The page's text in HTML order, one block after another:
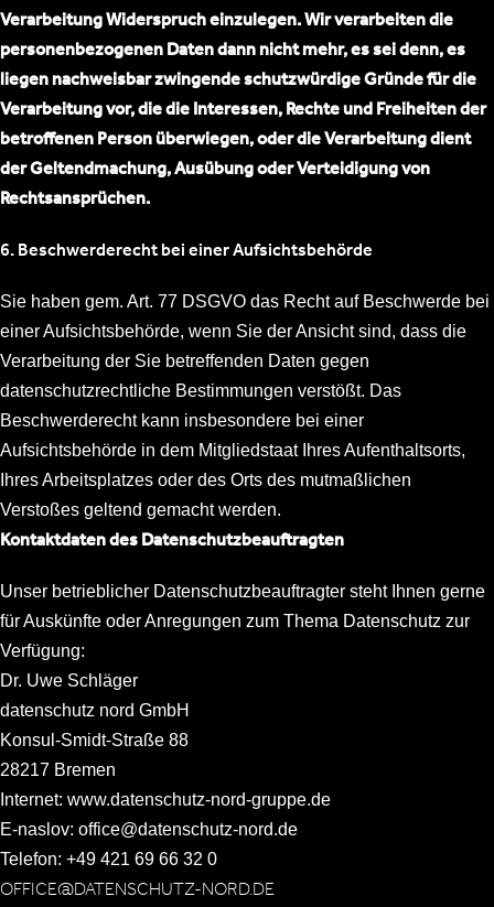
Verarbeitung Widerspruch einzulegen. Wir verarbeiten die
personenbezogenen Daten dann nicht mehr, es sei denn, es
liegen nachweisbar zwingende schutzwürdige Gründe für die
Verarbeitung vor, die die Interessen, Rechte und Freiheiten der
betroffenen Person überwiegen, oder die Verarbeitung dient
der Geltendmachung, Ausübung oder Verteidigung von
Rechtsansprüchen.
6. Beschwerderecht bei einer Aufsichtsbehörde
Sie haben gem. Art. 77 DSGVO das Recht auf Beschwerde bei
einer Aufsichtsbehörde, wenn Sie der Ansicht sind, dass die
Verarbeitung der Sie betreffenden Daten gegen
datenschutzrechtliche Bestimmungen verstößt. Das
Beschwerderecht kann insbesondere bei einer
Aufsichtsbehörde in dem Mitgliedstaat Ihres Aufenthaltsorts,
Ihres Arbeitsplatzes oder des Orts des mutmaßlichen
Verstoßes geltend gemacht werden.
Kontaktdaten des Datenschutzbeauftragten
Unser betrieblicher Datenschutzbeauftragter steht Ihnen gerne
für Auskünfte oder Anregungen zum Thema Datenschutz zur
Verfügung:
Dr. Uwe Schläger
datenschutz nord GmbH
Konsul-Smidt-Straße 88
28217 Bremen
Internet: www.datenschutz-nord-gruppe.de
E-naslov: office@datenschutz-nord.de
Telefon: +49 421 69 66 32 0
OFFICE@DATENSCHUTZ-NORD.DE